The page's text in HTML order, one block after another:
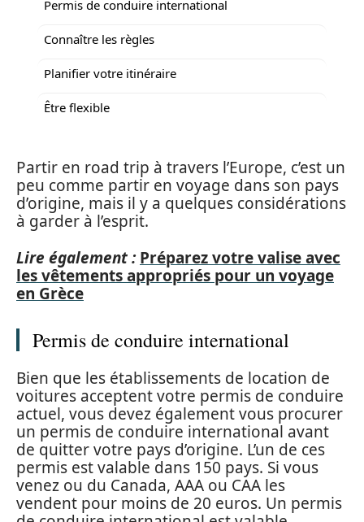
Permis de conduire international
Connaître les règles
Planifier votre itinéraire
Être flexible
Partir en road trip à travers l’Europe, c’est un
peu comme partir en voyage dans son pays
d’origine, mais il y a quelques considérations
à garder à l’esprit.
Lire également : Préparez votre valise avec
les vêtements appropriés pour un voyage
en Grèce
Permis de conduire international
Bien que les établissements de location de
voitures acceptent votre permis de conduire
actuel, vous devez également vous procurer
un permis de conduire international avant
de quitter votre pays d’origine. L’un de ces
permis est valable dans 150 pays. Si vous
venez ou du Canada, AAA ou CAA les
vendent pour moins de 20 euros. Un permis